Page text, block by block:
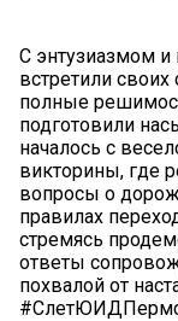
С энтузиазмом
встретили
полные
подготовили
началось с
викторины, где
вопросы о
правилах
стремясь
ответы
похвалой от